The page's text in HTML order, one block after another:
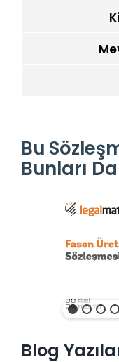
Bu
Bunları
Blog